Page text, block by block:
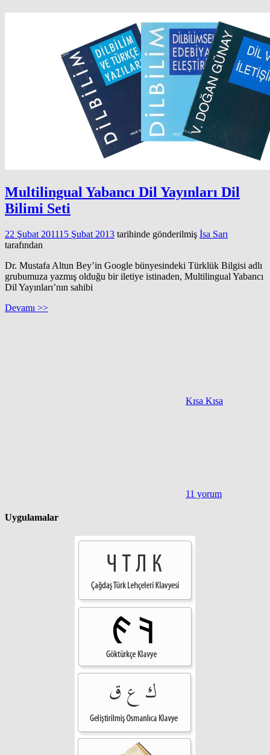
Multilingual Yabancı Dil Yayınları Dil
Bilimi Seti
22 Şubat 201115 Şubat 2013 tarihinde gönderilmiş İsa Sarı
tarafından
Dr. Mustafa Altun Bey’in Google bünyesindeki Türklük Bilgisi adlı
grubumuza yazmış olduğu bir iletiye istinaden, Multilingual Yabancı
Dil Yayınları’nın sahibi
Devamı >>
Kısa Kısa
11 yorum
Uygulamalar